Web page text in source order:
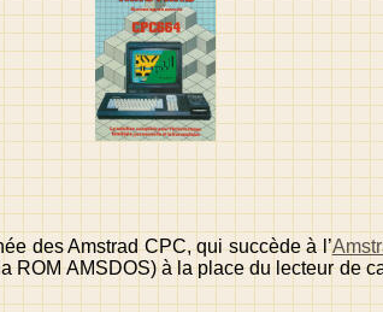
des Amstrad CPC, qui succède à l’
ROM AMSDOS) à la place du lecteur de